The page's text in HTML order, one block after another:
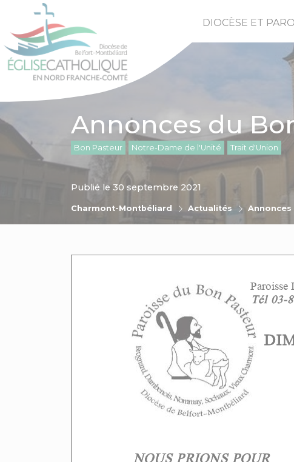
DIOCÈSE ET
Annonces du
Bon Pasteur Notre-Dame de l'Unité Trait d'Union
Charmont-Montbéliard Actualités Annonces
Publié le 30 septembre 2021